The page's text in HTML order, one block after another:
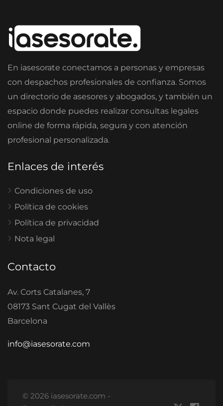
En iasesorate conectamos a personas y empresas
con despachos profesionales de confianza. Somos
un directorio de asesores y abogados, y también un
espacio donde puedes realizar consultas legales
online de forma rápida, segura y con atención
profesional personalizada.
Enlaces de interés
Condiciones de uso
Política de cookies
Política de privacidad
Nota legal
Contacto
Av. Corts Catalanes, 7
08173 Sant Cugat del Vallès
Barcelona
info@iasesorate.com
© 2026 iasesorate.com -